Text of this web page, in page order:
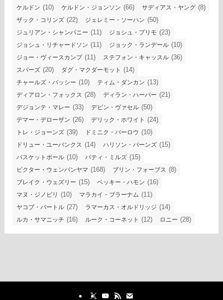
ケルドン (10) ケルドン・ジョンソン (66) サディアス・ヤング (8)
ザック・コリンズ (22) ジェレミー・ソーハン (50)
ジュリアン・シャンパニー (11) ジョシュ・プリモ (23)
ジョシュ・リチャードソン (11) ジョック・ランデール (10)
ジョー・ヴィースカンプ(11) ステフォン・キャッスル (36)
スパーズ (20) ダグ・マクダーモット (14)
チャールズ・バッシー (10) ティム・ダンカン (13)
ディアロン・フォックス (28) ディラン・ハーパー (21)
デジョンテ・マレー (33) デビン・ヴァセル (50)
デマー・デローザン (26) デリック・ホワイト (24)
トレ・ジョーンズ (39) ドミニク・バーロウ (10)
ドリュー・ユーバンクス (14) ハリソン・バーンズ (15)
バスケットボール (10) パティ・ミルズ (15)
ビクター・ウェンバンヤマ (168) ブリン・フォーブス (8)
ブレイク・ウェズリー (15) ベッキー・ハモン (16)
マヌ・ジノビリ (10) マラカイ・ブラーナム (11)
ヤコブ・パートル (27) ラマーカス・オルドリッジ (14)
ルカ・サマニッチ (16) ルーク・コーネット (12) ロニー (28)